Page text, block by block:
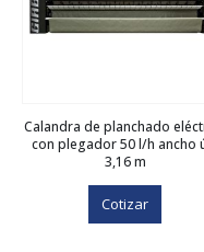
Calandra de planchado
con plegador 50 l/h ancho
3,16 m
Cotizar